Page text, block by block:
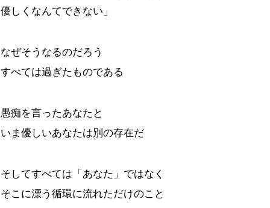
優しくなんてできない」
なぜそうなるのだろう
すべては過ぎたものである
愚痴を言ったあなたと
いま優しいあなたは別の存在だ
そしてすべては「あなた」ではなく
そこに漂う循環に流れただけのこと